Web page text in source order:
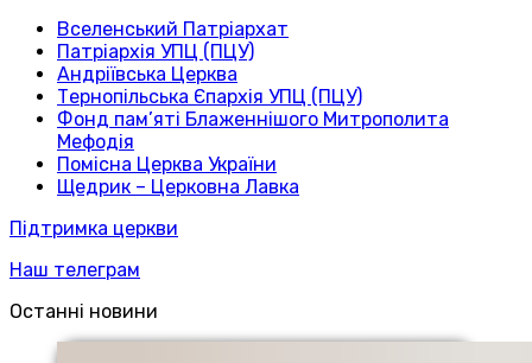
Вселенський Патріархат
Патріархія УПЦ (ПЦУ)
Андріївська Церква
Тернопільська Єпархія УПЦ (ПЦУ)
Фонд пам’яті Блаженнішого Митрополита
Мефодія
Помісна Церква України
Щедрик – Церковна Лавка
Підтримка церкви
Наш телеграм
Останні новини